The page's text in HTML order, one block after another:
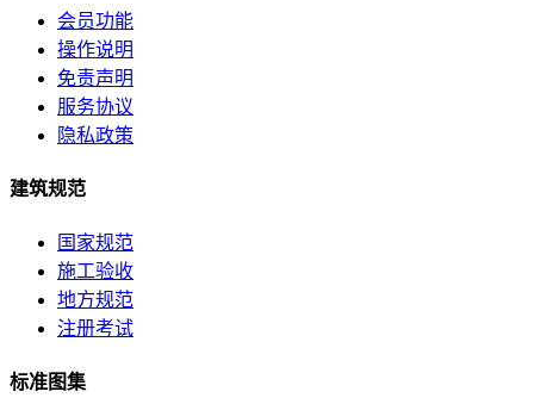
会员功能
操作说明
免责声明
服务协议
隐私政策
建筑规范
国家规范
施工验收
地方规范
注册考试
标准图集